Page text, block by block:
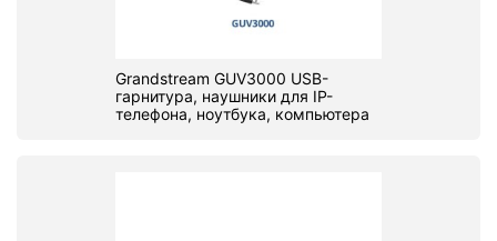
Grandstream GUV3000 USB-
гарнитура, наушники для IP-
телефона, ноутбука, компьютера